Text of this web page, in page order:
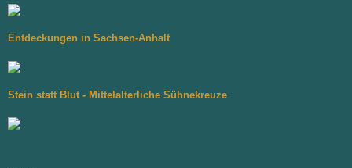
Entdeckungen in Sachsen-Anhalt
Stein statt Blut - Mittelalterliche Sühnekreuze